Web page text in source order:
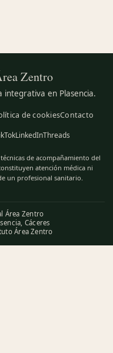
Zentro
en Plasencia.
de cookiesContacto
LinkedInThreads
de acompañamiento del
atención médica ni
un profesional sanitario.
Área Zentro
Cáceres
Área Zentro